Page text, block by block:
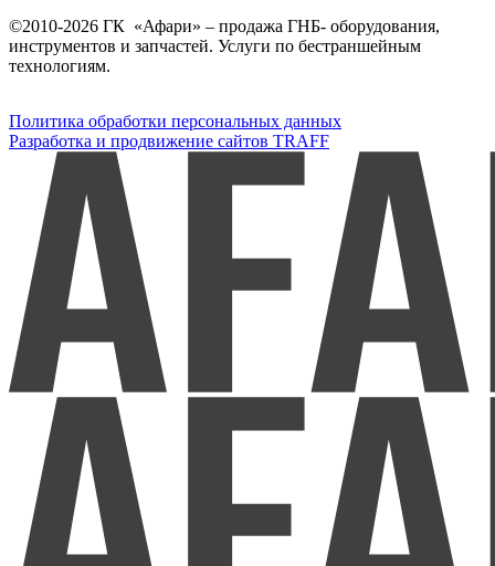
©2010-2026 ГК «Афари» – продажа ГНБ- оборудования,
инструментов и запчастей. Услуги по бестраншейным
технологиям.
Политика обработки персональных данных
Разработка и продвижение сайтов TRAFF